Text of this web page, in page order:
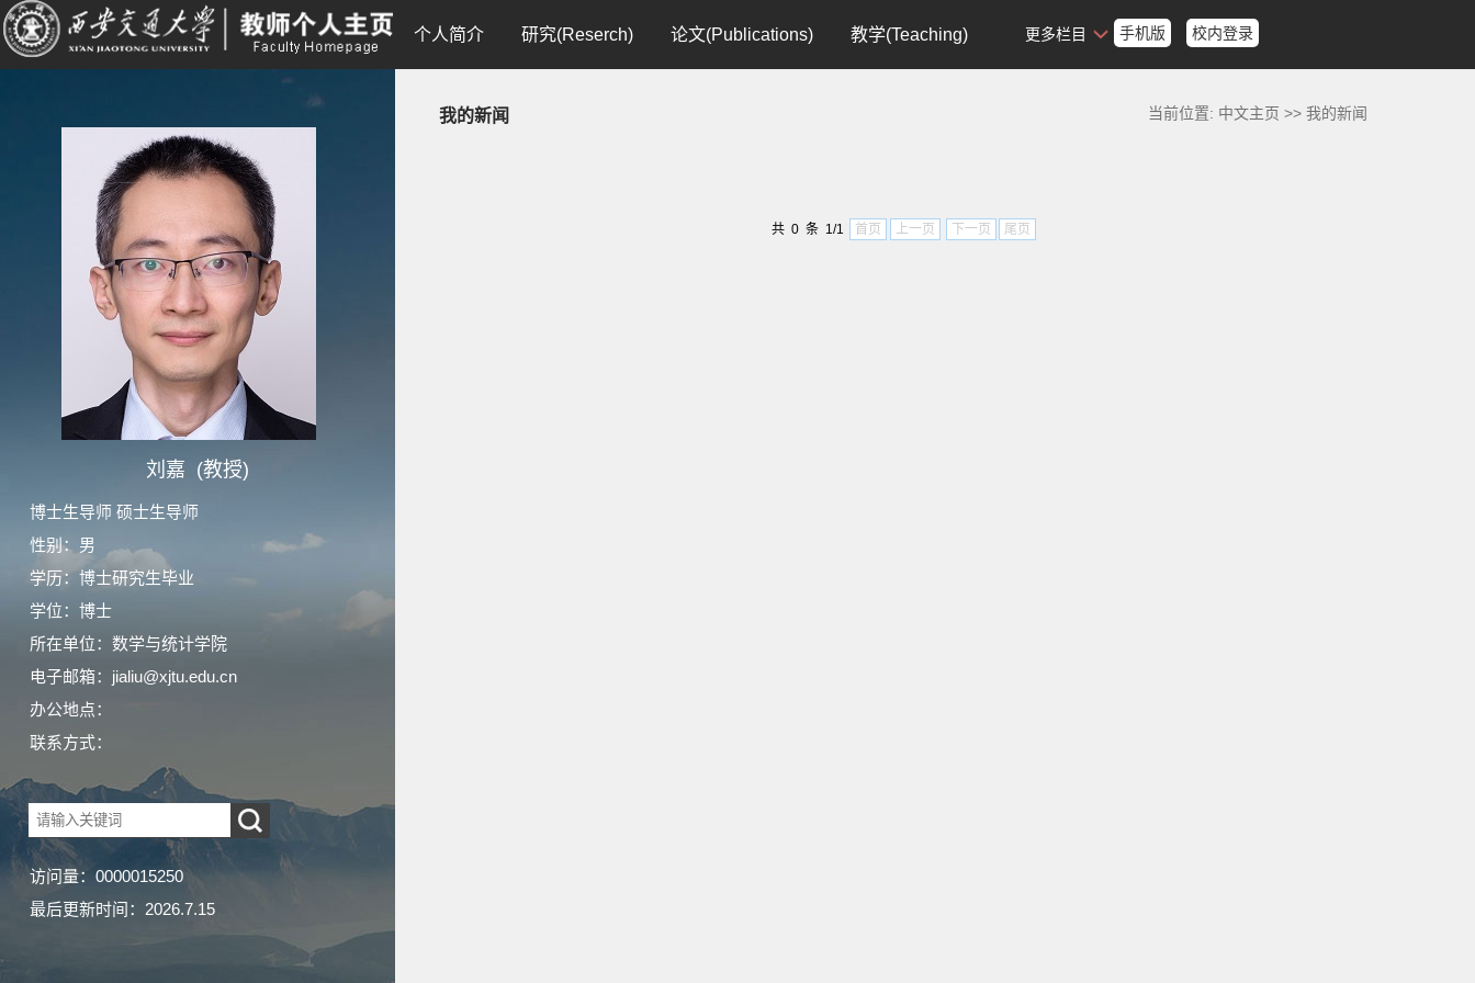
刘嘉 (教授)
博士生导师 硕士生导师
性别：男
学历：博士研究生毕业
学位：博士
所在单位：数学与统计学院
电子邮箱： jialiu@xjtu.edu.cn
办公地点：
联系方式：
访问量： 0000015250
最后更新时间： 2026.7.15
个人简介 研究(Reserch) 论文(Publications) 教学(Teaching) 更多栏目 手机版 校内登录
我的新闻 当前位置: 中文主页 >>我的新闻
共 0 条 1/1 首页 上一页 下一页 尾页